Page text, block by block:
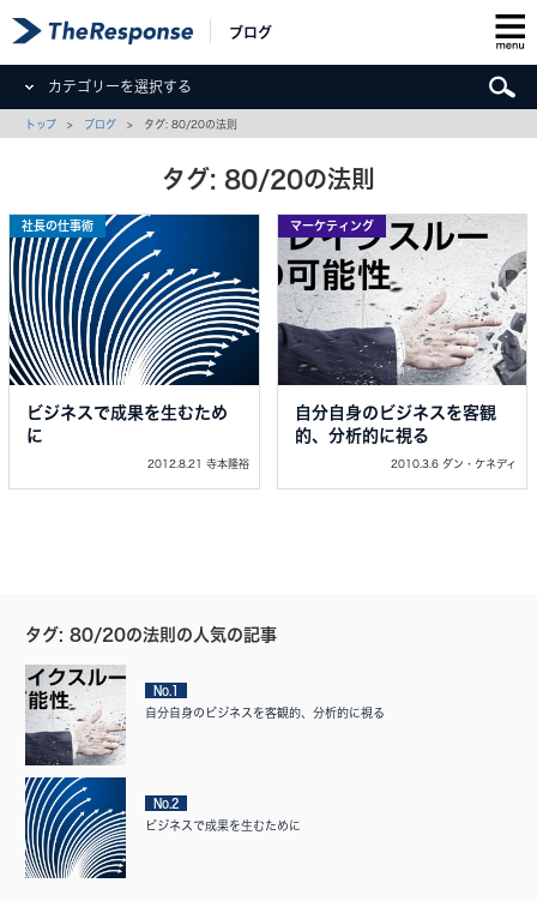
ブログ
カテゴリーを選択する
トップ > ブログ > タグ: 80/20の法則
タグ: 80/20の法則
社長の仕事術
ビジネスで成果を生むため
に
2012.8.21 寺本隆裕
マーケティング
自分自身のビジネスを客観
的、分析的に視る
2010.3.6 ダン・ケネディ
タグ: 80/20の法則の人気の記事
No.1
自分自身のビジネスを客観的、分析的に視る
No.2
ビジネスで成果を生むために